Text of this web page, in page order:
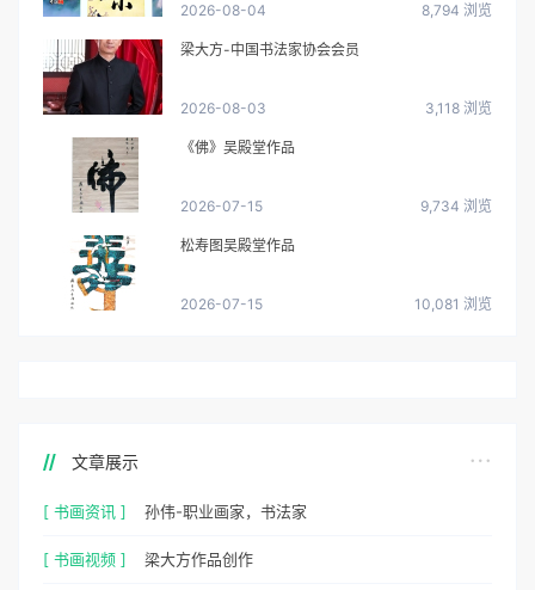
2026-08-04 8,794 浏览
梁大方-中国书法家协会会员
2026-08-03 3,118 浏览
《佛》吴殿堂作品
2026-07-15 9,734 浏览
松寿图吴殿堂作品
2026-07-15 10,081 浏览
文章展示
[ 书画资讯 ] 孙伟-职业画家，书法家
[ 书画视频 ] 梁大方作品创作